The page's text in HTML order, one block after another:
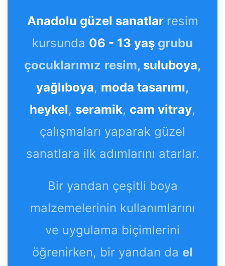
Anadolu güzel sanatlar resim
kursunda 06 - 13 yaş grubu
çocuklarımız resim, suluboya,
yağlıboya, moda tasarımı,
heykel, seramik, cam vitray,
çalışmaları yaparak güzel
sanatlara ilk adımlarını atarlar.
Bir yandan çeşitli boya
malzemelerinin kullanımlarını
ve uygulama biçimlerini
öğrenirken, bir yandan da el